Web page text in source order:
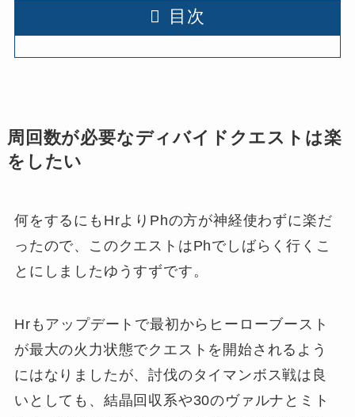
目次
周回数が必要なディバイドクエストは楽
をしたい
何をするにもHrよりPhの方が神経使わずに楽だ
ったので、このクエストはPhでしばらく行くこ
とにしましたゆうすずです。
Hrもアップデートで最初からヒーローブースト
が最大の火力状態でクエストを開始されるよう
にはなりましたが、討伐のタイマンボス戦は良
いとしても、結晶回収系や30のヴァルナとミト